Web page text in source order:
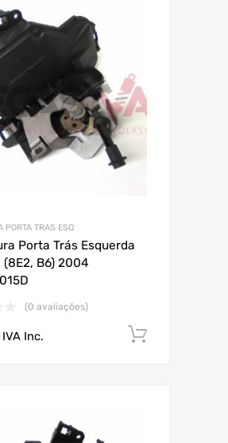
PORTA TRAS ESQ
Porta Trás Esquerda
(8E2, B6) 2004
(0 avaliações)
IVA Inc.